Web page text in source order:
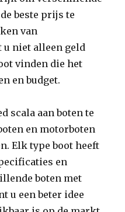
beste prijs te
van
niet alleen geld
vinden die het
en budget.
scala aan boten te
en motorboten
Elk type boot heeft
en
boten met
u een beter idee